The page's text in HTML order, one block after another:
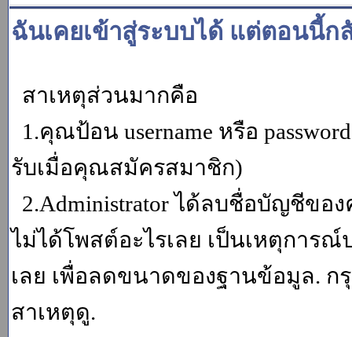
ฉันเคยเข้าสู่ระบบได้ แต่ตอนนี้ก
สาเหตุส่วนมากคือ
1.คุณป้อน username หรือ
รับเมื่อคุณสมัครสมาชิก)
2.Administrator ได้ลบชื่อบัญชีขอ
ไม่ได้โพสต์อะไรเลย เป็นเหตุการ
เลย เพื่อลดขนาดของฐานข้อมูล.
สาเหตุดู.